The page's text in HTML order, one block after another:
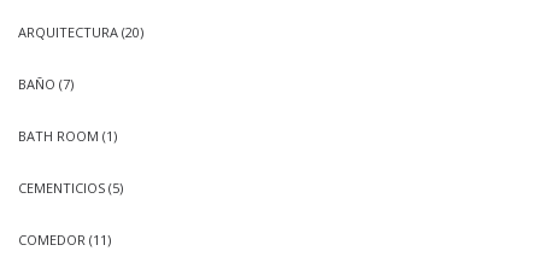
ARQUITECTURA (20)
BAÑO (7)
BATH ROOM (1)
CEMENTICIOS (5)
COMEDOR (11)